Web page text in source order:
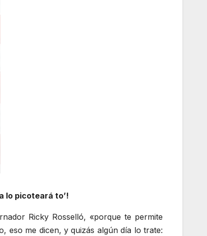
lo picoteará to’!
Ricky Rosselló, «porque te permite
eso me dicen, y quizás algún día lo trate: